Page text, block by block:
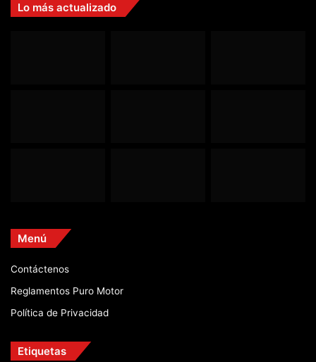
Lo más actualizado
Menú
Contáctenos
Reglamentos Puro Motor
Política de Privacidad
Etiquetas